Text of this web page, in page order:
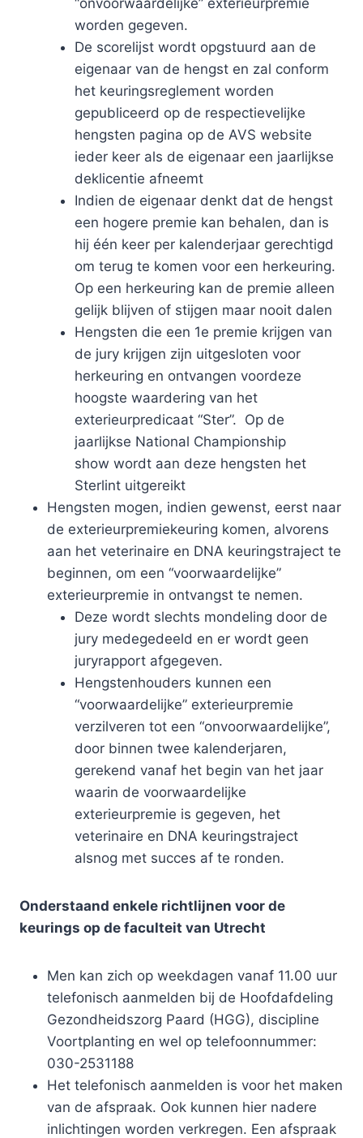
worden gegeven.
D​e scorelijst wordt opgstuurd aan de
eigenaar van de hengst en zal conform
het keuringsreglement worden
gepubliceerd op de respectievelijke
hengsten pagina op de AVS website
ieder keer als de eigenaar een jaarlijkse
deklicentie afneemt
Indien de eigenaar denkt dat de hengst
een hogere premie kan behalen, dan is
hij één keer per kalenderjaar gerechtigd
om terug te komen voor een herkeuring.
Op een herkeuring kan de premie alleen
gelijk blijven of stijgen maar nooit dalen
Hengsten die een 1e premie krijgen van
de jury krijgen zijn uitgesloten voor
herkeuring en ontvangen voordeze
hoogste waardering van het
exterieurpredicaat “Ster”. Op de
jaarlijkse National Championship
show wordt aan deze hengsten het
Sterlint uitgereikt
​Hengsten mogen, indien gewenst, eerst naar
de exterieurpremiekeuring komen, alvorens
aan het veterinaire en DNA keuringstraject te
beginnen, om een “voorwaardelijke”
exterieurpremie in ontvangst te nemen.
Deze wordt slechts mondeling door de
jury medegedeeld en er wordt geen
juryrapport afgegeven.
Hengstenhouders kunnen een
“voorwaardelijke” exterieurpremie
verzilveren tot een “onvoorwaardelijke”,
door binnen twee kalenderjaren,
gerekend vanaf het begin van het jaar
waarin de voorwaardelijke
exterieurpremie is gegeven, het
veterinaire en DNA keuringstraject
alsnog met succes af te ronden.
Onderstaand enkele richtlijnen voor de
keurings op de faculteit van Utrecht
Men kan zich op weekdagen vanaf 11.00 uur
telefonisch aanmelden bij de Hoofdafdeling
Gezondheidszorg Paard (HGG), discipline
Voortplanting en wel op telefoonnummer:
030-2531188
Het telefonisch aanmelden is voor het maken
van de afspraak. Ook kunnen hier nadere
inlichtingen worden verkregen. Een afspraak